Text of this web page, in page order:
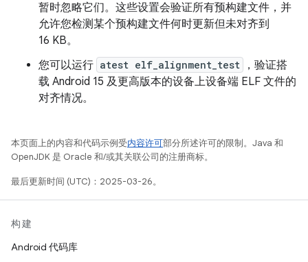
暂时忽略它们。这些设置会验证所有预构建文件，并
允许您检测某个预构建文件何时更新但未对齐到
16 KB。
您可以运行 atest elf_alignment_test
，验证搭
载 Android 15 及更高版本的设备上设备端 ELF 文件的
对齐情况。
本页面上的内容和代码示例受内容许可部分所述许可的限制。Java 和
OpenJDK 是 Oracle 和/或其关联公司的注册商标。
最后更新时间 (UTC)：2025-03-26。
构建
Android 代码库